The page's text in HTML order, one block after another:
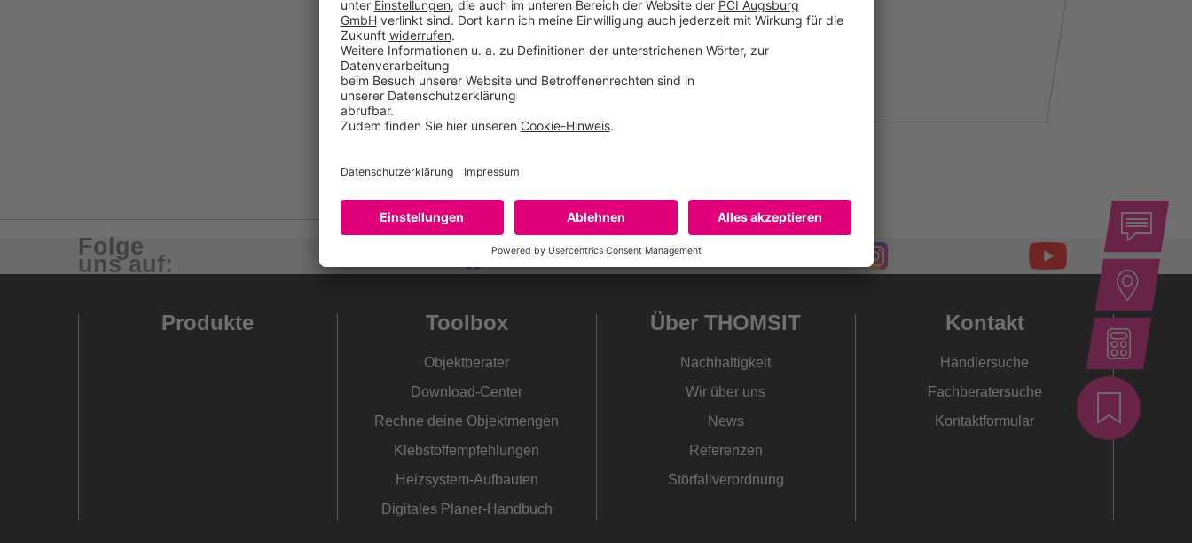
Folge
uns auf:
Produkte Toolbox
Objektberater
Download-Center
Rechne deine Objektmengen
Klebstoffempfehlungen
Heizsystem-Aufbauten
Digitales Planer-Handbuch
Über THOMSIT
Nachhaltigkeit
Wir über uns
News
Referenzen
Störfallverordnung
Kontakt
Händlersuche
Fachberatersuche
Kontaktformular